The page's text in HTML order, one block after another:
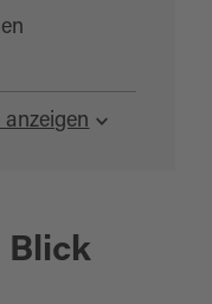
Blick